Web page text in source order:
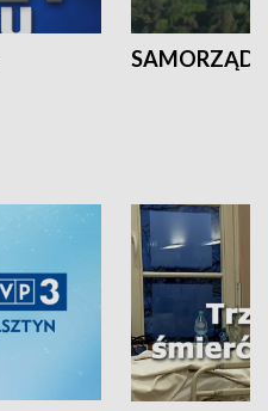
SAMORZĄD